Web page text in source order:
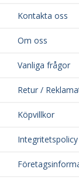
Kontakta oss
Om oss
Vanliga frågor
Retur /
Köpvillkor
Integritetspolicy